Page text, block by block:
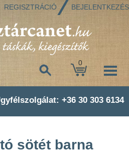
REGISZTRÁCIÓ BEJELENTKEZÉS
0
+36 30 303 6134
sötét barna